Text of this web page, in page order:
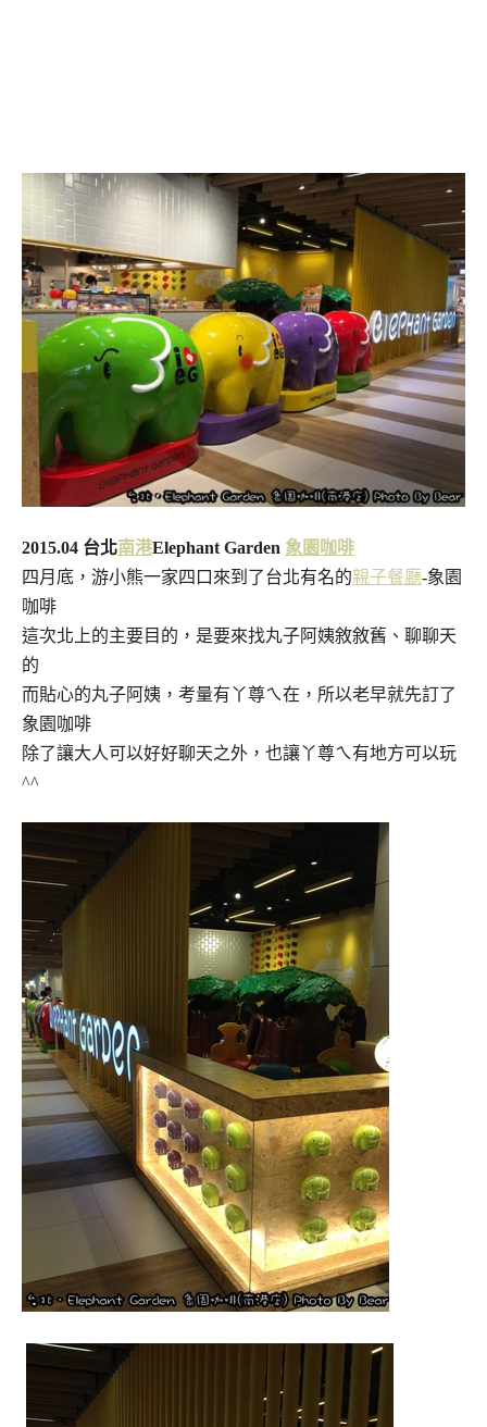
2015.04 台北南港Elephant Garden 象園咖啡
四月底，游小熊一家四口來到了台北有名的親子餐廳-象園
咖啡
這次北上的主要目的，是要來找丸子阿姨敘敘舊、聊聊天
的
而貼心的丸子阿姨，考量有丫尊ㄟ在，所以老早就先訂了
象園咖啡
除了讓大人可以好好聊天之外，也讓丫尊ㄟ有地方可以玩
^^